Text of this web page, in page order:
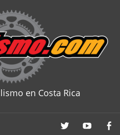
en Costa Rica